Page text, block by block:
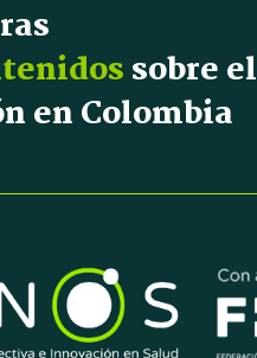
sobre el
en Colombia